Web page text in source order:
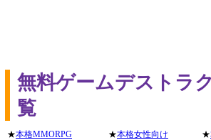
無料ゲームデストラ
覧
★本格MMORPG ★本格女性向け ★